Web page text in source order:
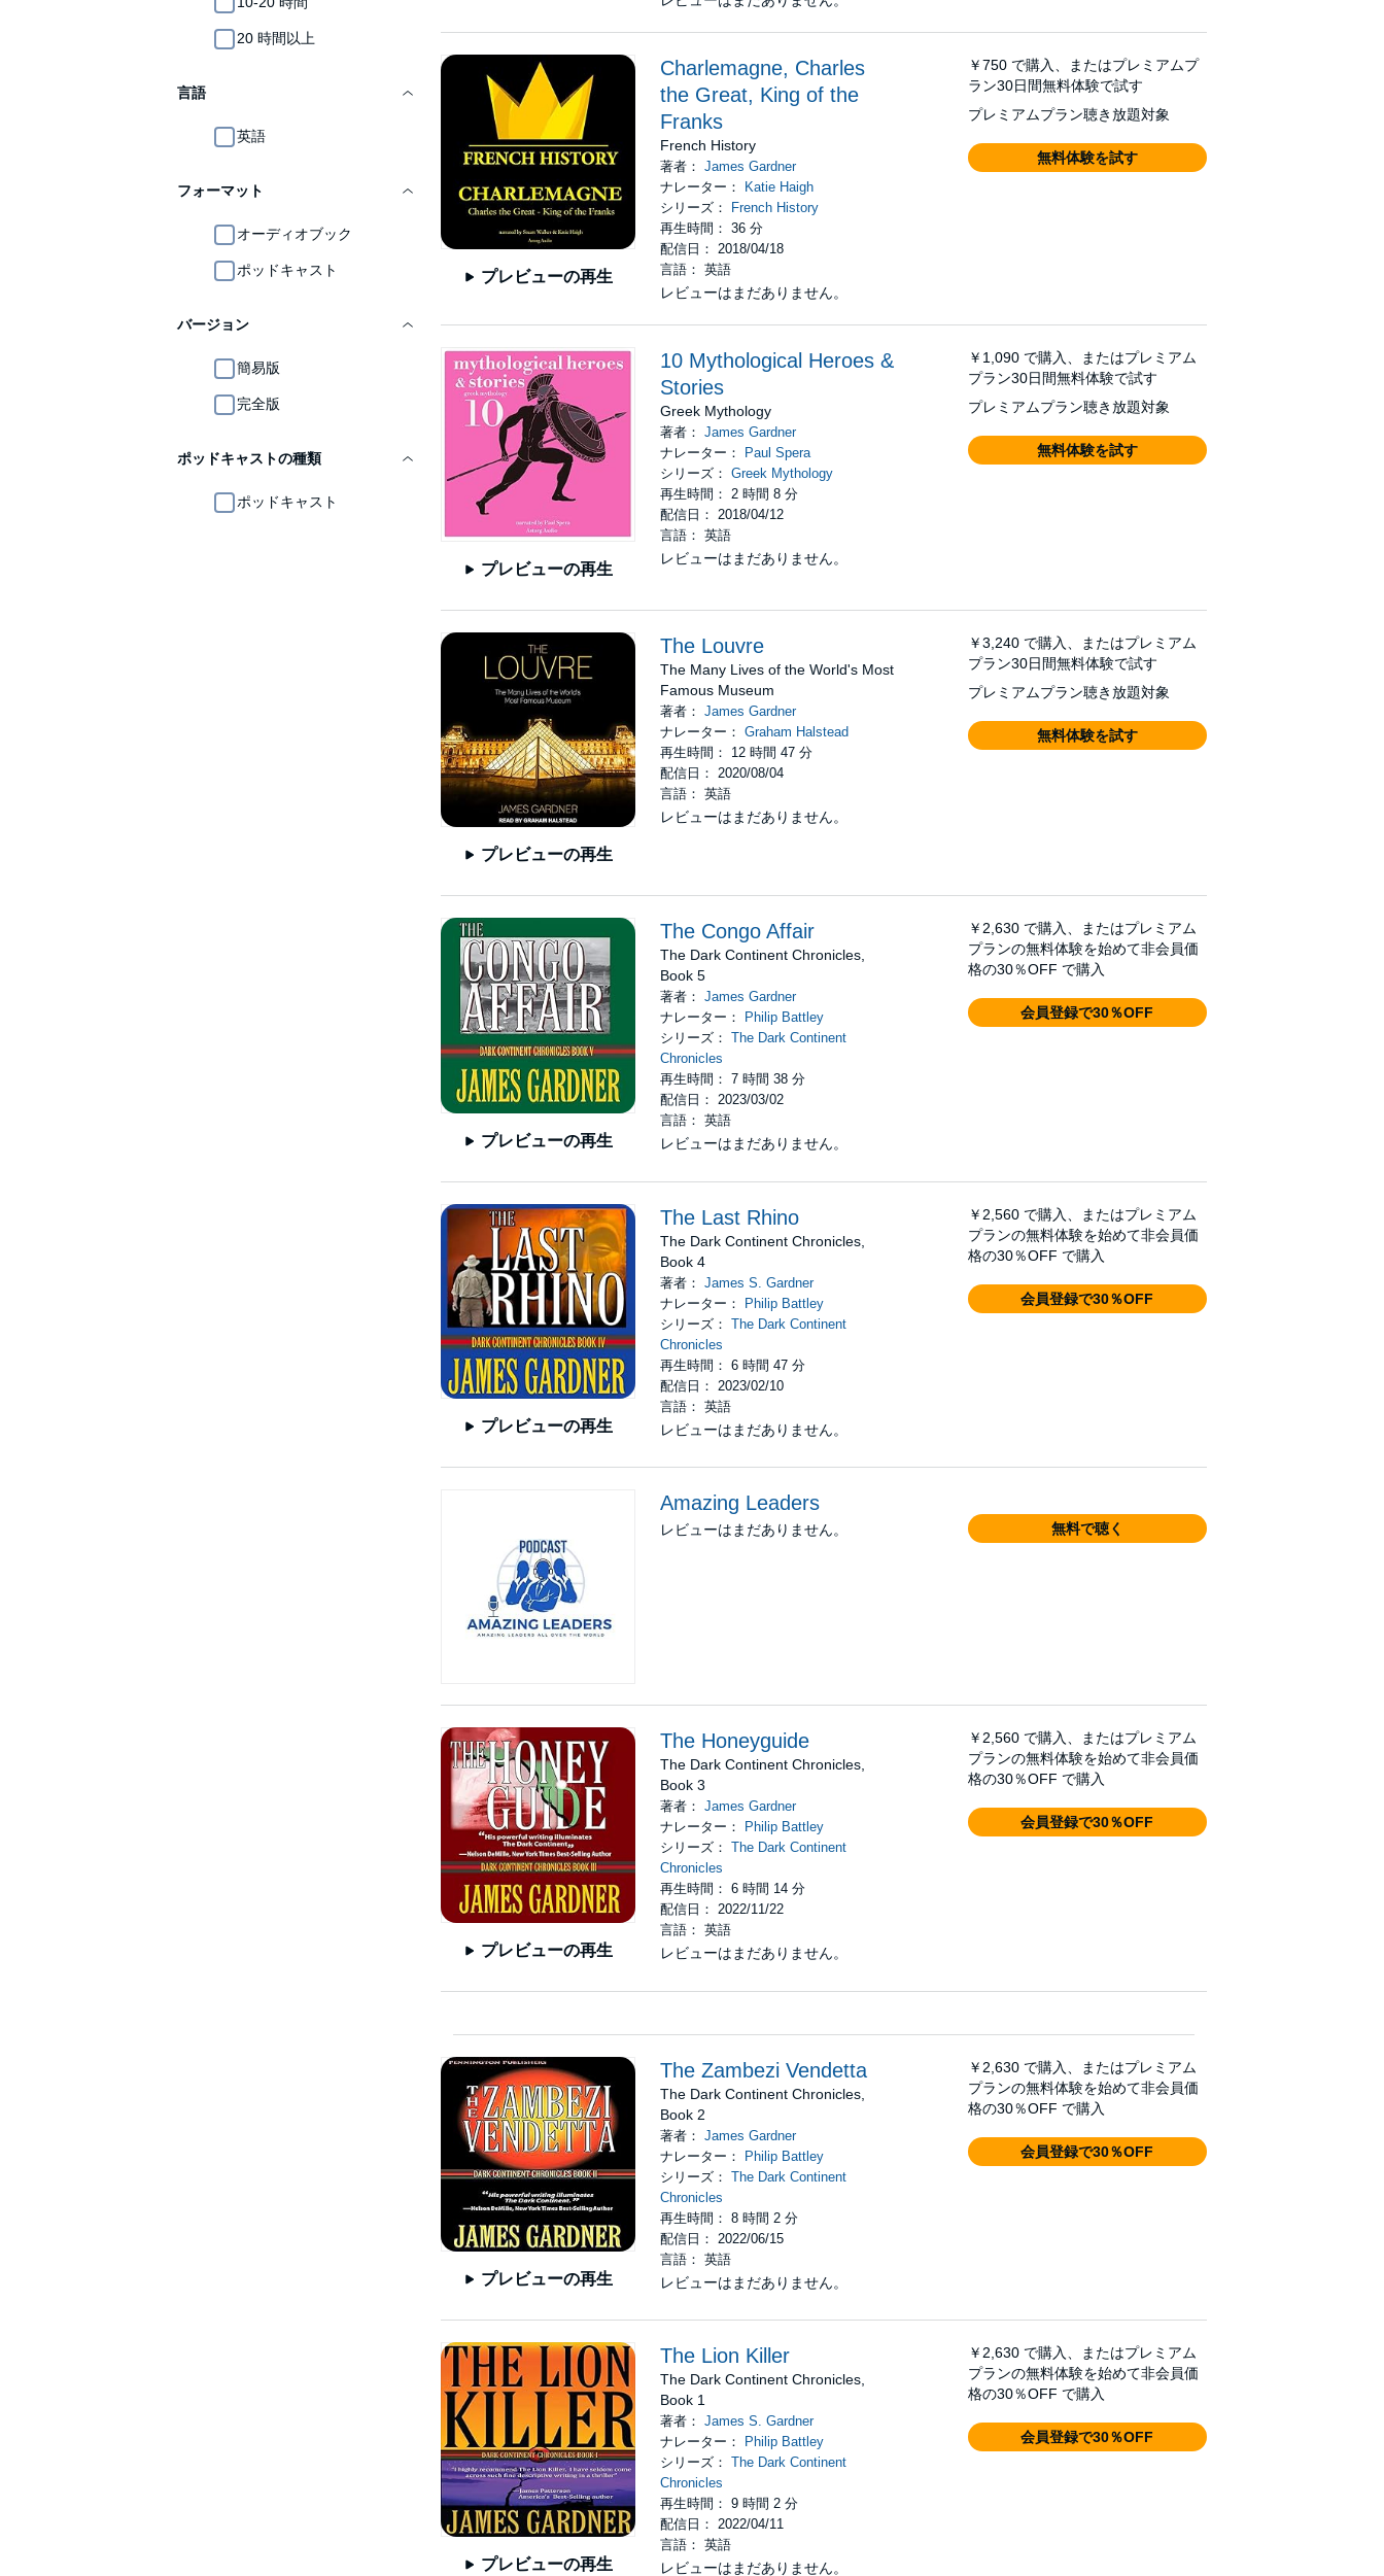
20 時間以上
言語
英語
フォーマット
オーディオブック
ポッドキャスト
バージョン
簡易版
完全版
ポッドキャストの種類
ポッドキャスト
プレビューの再生
Charlemagne, Charles
the Great, King of the
Franks
French History
著者：James Gardner
ナレーター： Katie Haigh
シリーズ： French History
再生時間： 36 分
配信日： 2018/04/18
言語： 英語
レビューはまだありません。
￥750 で購入、またはプレミアムプ
ラン30日間無料体験で試す
プレミアムプラン聴き放題対象
無料体験を試す
プレビューの再生
10 Mythological Heroes &
Stories
Greek Mythology
著者：James Gardner
ナレーター： Paul Spera
シリーズ：Greek Mythology
再生時間： 2 時間 8 分
配信日： 2018/04/12
言語： 英語
レビューはまだありません。
￥1,090 で購入、またはプレミアム
プラン30日間無料体験で試す
プレミアムプラン聴き放題対象
無料体験を試す
プレビューの再生
The Louvre
The Many Lives of the World's Most
Famous Museum
著者：James Gardner
ナレーター：Graham Halstead
再生時間： 12 時間 47 分
配信日： 2020/08/04
言語： 英語
レビューはまだありません。
￥3,240 で購入、またはプレミアム
プラン30日間無料体験で試す
プレミアムプラン聴き放題対象
無料体験を試す
プレビューの再生
The Congo Affair
The Dark Continent Chronicles,
Book 5
著者：James Gardner
ナレーター：
Philip Battley
シリーズ：The Dark Continent
Chronicles
再生時間： 7 時間 38 分
配信日： 2023/03/02
言語： 英語
レビューはまだありません。
￥2,630 で購入、またはプレミアム
プランの無料体験を始めて非会員価
格の30％OFF で購入
会員登録で30％OFF
プレビューの再生
The Last Rhino
The Dark Continent Chronicles,
Book 4
著者：James S. Gardner
ナレーター： Philip Battley
シリーズ：The Dark Continent
Chronicles
再生時間： 6 時間 47 分
配信日： 2023/02/10
言語： 英語
レビューはまだありません。
￥2,560 で購入、またはプレミアム
プランの無料体験を始めて非会員価
格の30％OFF で購入
会員登録で30％OFF
Amazing Leaders
レビューはまだありません。 無料で聴く
プレビューの再生
The Honeyguide
The Dark Continent Chronicles,
Book 3
著者：James Gardner
ナレーター：
Philip Battley
シリーズ：The Dark Continent
Chronicles
再生時間： 6 時間 14 分
配信日： 2022/11/22
言語： 英語
レビューはまだありません。
￥2,560 で購入、またはプレミアム
プランの無料体験を始めて非会員価
格の30％OFF で購入
会員登録で30％OFF
プレビューの再生
The Zambezi Vendetta
The Dark Continent Chronicles,
Book 2
著者：James Gardner
ナレーター： Philip Battley
シリーズ：The Dark Continent
Chronicles
再生時間： 8 時間 2 分
配信日： 2022/06/15
言語： 英語
レビューはまだありません。
￥2,630 で購入、またはプレミアム
プランの無料体験を始めて非会員価
格の30％OFF で購入
会員登録で30％OFF
プレビューの再生
The Lion Killer
The Dark Continent Chronicles,
Book 1
著者：James S. Gardner
ナレーター：
Philip Battley
シリーズ：The Dark Continent
Chronicles
再生時間： 9 時間 2 分
配信日： 2022/04/11
言語： 英語
レビューはまだありません。
￥2,630 で購入、またはプレミアム
プランの無料体験を始めて非会員価
格の30％OFF で購入
会員登録で30％OFF